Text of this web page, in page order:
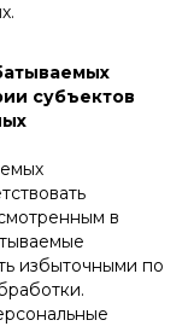
субъектов
в
избыточными по